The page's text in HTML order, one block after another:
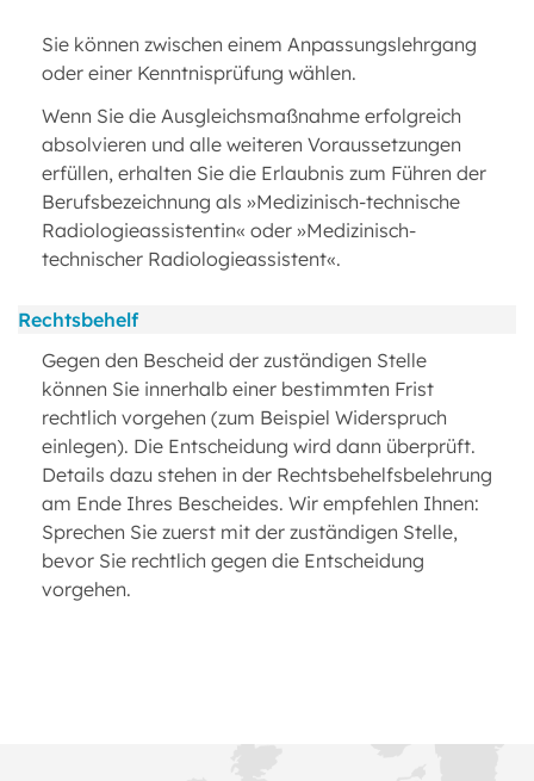
Sie können zwischen einem Anpassungslehrgang
oder einer Kenntnisprüfung wählen.
Wenn Sie die Ausgleichsmaßnahme erfolgreich
absolvieren und alle weiteren Voraussetzungen
erfüllen, erhalten Sie die Erlaubnis zum Führen der
Berufsbezeichnung als »Medizinisch-technische
Radiologieassistentin« oder »Medizinisch-
technischer Radiologieassistent«.
Rechtsbehelf
Gegen den Bescheid der zuständigen Stelle
können Sie innerhalb einer bestimmten Frist
rechtlich vorgehen (zum Beispiel Widerspruch
einlegen). Die Entscheidung wird dann überprüft.
Details dazu stehen in der Rechtsbehelfsbelehrung
am Ende Ihres Bescheides. Wir empfehlen Ihnen:
Sprechen Sie zuerst mit der zuständigen Stelle,
bevor Sie rechtlich gegen die Entscheidung
vorgehen.